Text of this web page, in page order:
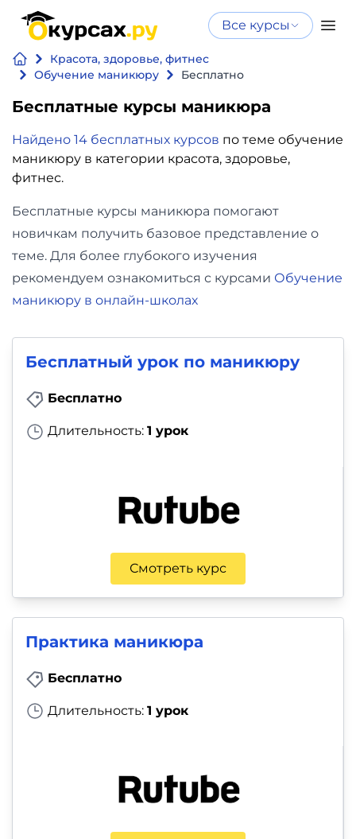
Все курсы
Красота, здоровье, фитнес
Обучение маникюру
Бесплатно
Бесплатные курсы маникюра
Найдено 14 бесплатных курсов по теме обучение
маникюру в категории красота, здоровье,
фитнес.
Бесплатные курсы маникюра помогают
новичкам получить базовое представление о
теме. Для более глубокого изучения
рекомендуем ознакомиться с курсами Обучение
маникюру в онлайн-школах
Бесплатный урок по маникюру
Бесплатно
Длительность: 1 урок
Смотреть курс
Практика маникюра
Бесплатно
Длительность: 1 урок
Нейросеть
и ИИ
Программирование
Бизнес
и
финансы
Дизайн
Аналитика
Видео,
фото,
Маркетинг
детей
Красота,
фитнес
и
Прочее
Репетиторы
Нейросеть и ИИ
искусственному
интеллекту
Курсы по нейросетям